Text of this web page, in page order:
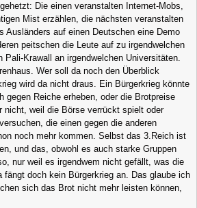
Die einen veranstalten Internet-Mobs,
Mist erzählen, die nächsten veranstalten
Ausländers auf einen Deutschen eine Demo
peitschen die Leute auf zu irgendwelchen
Pali-Krawall an irgendwelchen Universitäten.
Wer soll da noch den Überblick
wird da nicht draus. Ein Bürgerkrieg könnte
gegen Reiche erheben, oder die Brotpreise
nicht, weil die Börse verrückt spielt oder
die einen gegen die anderen
noch mehr kommen. Selbst das 3.Reich ist
und das, obwohl es auch starke Gruppen
nur weil es irgendwem nicht gefällt, was die
fängt doch kein Bürgerkrieg an. Das glaube ich
sich das Brot nicht mehr leisten können,